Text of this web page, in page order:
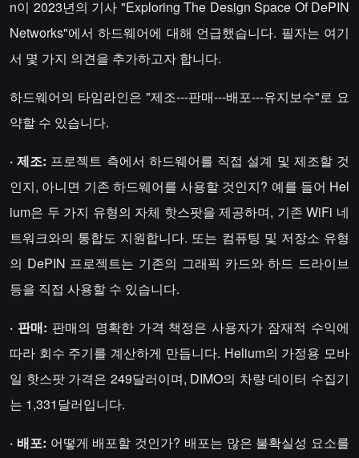
n이 2023년의 기사 "Exploring The Design Space Of DePIN
Networks"에서 하드웨어에 대해 언급했습니다. 필자는 여기
서 몇 가지 의견을 추가하고자 합니다.
하드웨어의 타임라인은 "제조---판매---배포---유지보수"로 요
약할 수 있습니다.
· 제조: 프로젝트 측에서 하드웨어를 직접 설계 및 제조할 것
인지, 아니면 기존 하드웨어를 사용할 것인지? 예를 들어 Hel
ium은 두 가지 유형의 자체 핫스팟을 제공하며, 기존 WiFi 네
트워크와의 통합도 지원합니다. 또는 컴퓨팅 및 저장소 유형
의 DePIN 프로젝트는 기존의 그래픽 카드와 하드 드라이브
등을 직접 사용할 수 있습니다.
· 판매: 판매의 명확한 가격 책정은 사용자가 잠재적 수익에
따라 회수 주기를 계산하게 만듭니다. Helium의 가정용 모바
일 핫스팟 가격은 249달러이며, DIMO의 차량 데이터 수집기
는 1,331달러입니다.
· 배포: 어떻게 배포할 것인가? 배포는 많은 불확실성 요소를